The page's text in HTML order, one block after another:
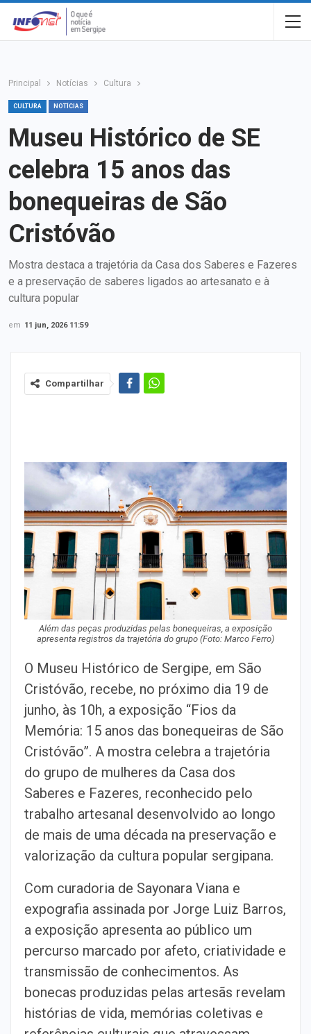
Principal Notícias Cultura
CULTURA NOTÍCIAS
Museu Histórico de SE
celebra 15 anos das
bonequeiras de São
Cristóvão
Mostra destaca a trajetória da Casa dos Saberes e Fazeres
e a preservação de saberes ligados ao artesanato e à
cultura popular
em 11 jun, 2026 11:59
Compartilhar
Além das peças produzidas pelas bonequeiras, a exposição
apresenta registros da trajetória do grupo (Foto: Marco Ferro)
O Museu Histórico de Sergipe, em São
Cristóvão, recebe, no próximo dia 19 de
junho, às 10h, a exposição “Fios da
Memória: 15 anos das bonequeiras de São
Cristóvão”. A mostra celebra a trajetória
do grupo de mulheres da Casa dos
Saberes e Fazeres, reconhecido pelo
trabalho artesanal desenvolvido ao longo
de mais de uma década na preservação e
valorização da cultura popular sergipana.
Com curadoria de Sayonara Viana e
expografia assinada por Jorge Luiz Barros,
a exposição apresenta ao público um
percurso marcado por afeto, criatividade e
transmissão de conhecimentos. As
bonecas produzidas pelas artesãs revelam
histórias de vida, memórias coletivas e